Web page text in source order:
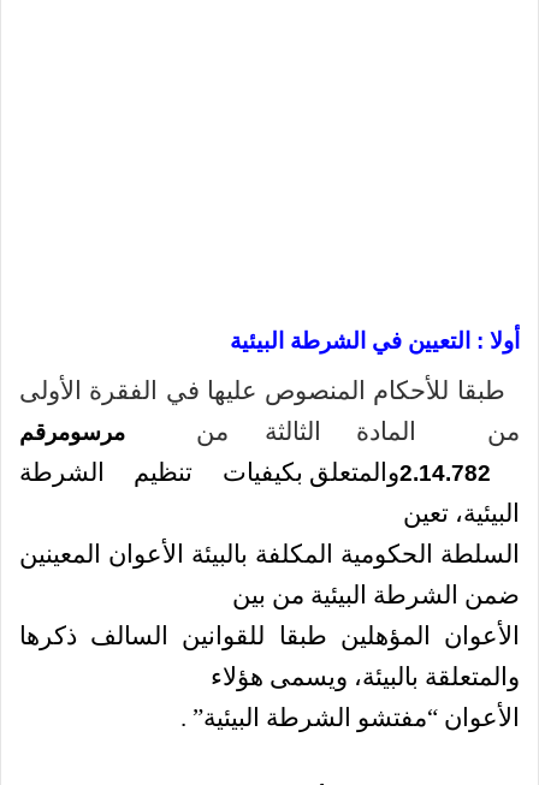
أولا : التعيين في الشرطة البيئية
طبقا للأحكام المنصوص عليها في الفقرة الأولى
من
المادة الثالثة من
مرسومرقم
2.14.782
والمتعلق بكيفيات تنظيم الشرطة
البيئية، تعين
السلطة الحكومية المكلفة بالبيئة الأعوان المعينين
ضمن الشرطة البيئية من بين
الأعوان المؤهلين طبقا للقوانين السالف ذكرها
والمتعلقة بالبيئة، ويسمى هؤلاء
الأعوان “مفتشو الشرطة البيئية” .